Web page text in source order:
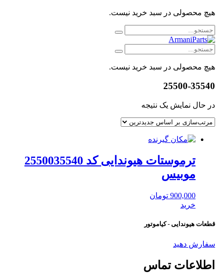
هیچ محصولی در سبد خرید نیست.
هیچ محصولی در سبد خرید نیست.
25500-35540
در حال نمایش یک نتیجه
ترموستات هیوندایی کد 2550035540
موبیس
900,000 تومان
خرید
قطعات هیوندایی - کیاموتور
سفارش دهید
اطلاعات تماس